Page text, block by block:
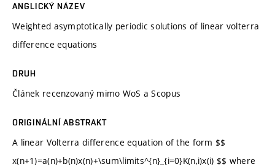
ANGLICKÝ NÁZEV
Weighted asymptotically periodic solutions of linear volterra
difference equations
DRUH
Článek recenzovaný mimo WoS a Scopus
ORIGINÁLNÍ ABSTRAKT
A linear Volterra difference equation of the form $$
x(n+1)=a(n)+b(n)x(n)+\sum\limits^{n}_{i=0}K(n,i)x(i) $$ where